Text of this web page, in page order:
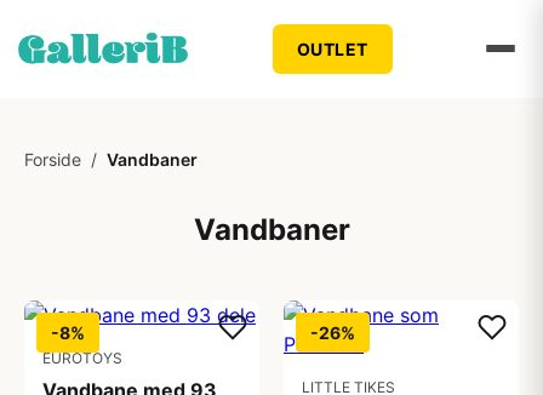
OUTLET
Forside / Vandbaner
Vandbaner
-8%
EUROTOYS
Vandbane med 93
-26%
LITTLE TIKES